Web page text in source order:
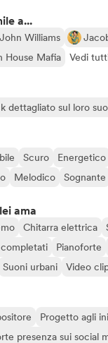
a...
John Williams
House Mafia Vedi
dettagliato sul loro
Scuro Energetico
Melodico Sognante
ama
Chitarra elettrica
completati Pianoforte
Suoni urbani Video
Progetto agli
presenza sui social